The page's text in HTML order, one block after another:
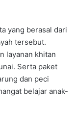
yang berasal dari
tersebut.
layanan khitan
Serta paket
dan peci
belajar anak-